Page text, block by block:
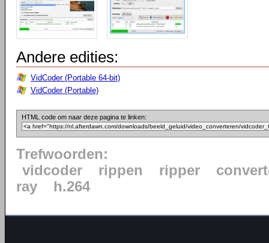
Andere edities:
VidCoder (Portable 64-bit)
VidCoder (Portable)
HTML code om naar deze pagina te linken:
Trefwoorden:
vidcoder
rippen ripper
ray
h.264